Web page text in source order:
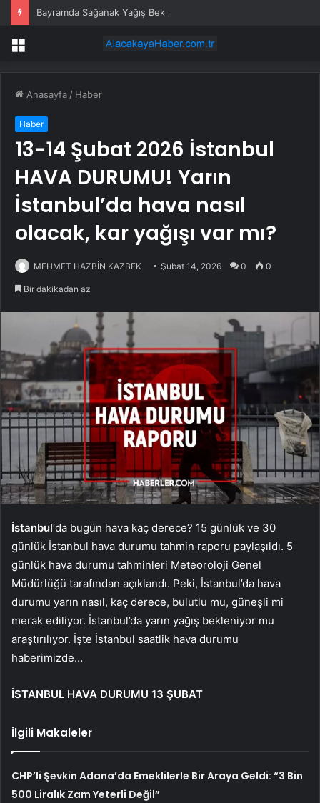
Bayramda Sağanak Yağış Bekleniyor
Menü
Anasayfa / Haber
Haber
13-14 Şubat 2026 İstanbul
HAVA DURUMU! Yarın
İstanbul’da hava nasıl
olacak, kar yağışı var mı?
MEHMET HAZBİN KAZBEK Şubat 14, 2026 0 0
Bir dakikadan az
İstanbul‘da bugün hava kaç derece? 15 günlük ve 30
günlük İstanbul hava durumu tahmin raporu paylaşıldı. 5
günlük hava durumu tahminleri Meteoroloji Genel
Müdürlüğü tarafından açıklandı. Peki, İstanbul’da hava
durumu yarın nasıl, kaç derece, bulutlu mu, güneşli mi
merak ediliyor. İstanbul’da yarın yağış bekleniyor mu
araştırılıyor. İşte İstanbul saatlik hava durumu
haberimizde…
İSTANBUL HAVA DURUMU 13 ŞUBAT
İlgili Makaleler
CHP’li Şevkin Adana’da Emeklilerle Bir Araya Geldi: “3 Bin
500 Liralık Zam Yeterli Değil”